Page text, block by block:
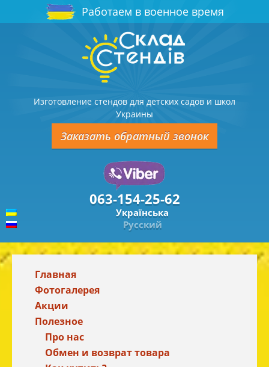
Работаем в военное время
Изготовление стендов для детских садов и школ
Украины
Заказать обратный звонок
063-154-25-62
Українська
Русский
Главная
Фотогалерея
Акции
Полезное
Про нас
Обмен и возврат товара